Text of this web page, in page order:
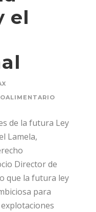
el
de la futura Ley
Lamela,
Director de
que la futura ley
para